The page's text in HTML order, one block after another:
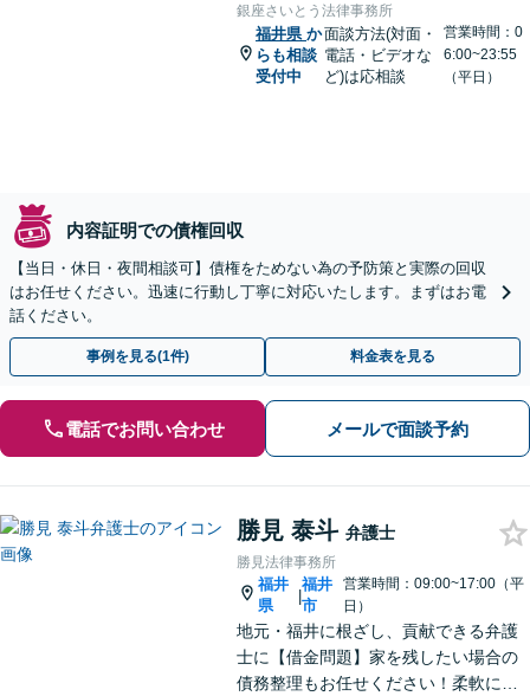
銀座さいとう法律事務所
福井県 か
らも相談
受付中
面談方法(対面・
電話・ビデオな
ど)は応相談
営業時間：0
6:00~23:55
（平日）
内容証明での債権回収
【当日・休日・夜間相談可】債権をためない為の予防策と実際の回収
はお任せください。迅速に行動し丁寧に対応いたします。まずはお電
話ください。
事例を見る(1件) 料金表を見る
電話でお問い合わせ メールで面談予約
勝見 泰斗 弁護士
勝見法律事務所
福井
県
|
福井
市
営業時間：09:00~17:00（平
日）
地元・福井に根ざし、貢献できる弁護
士に【借金問題】家を残したい場合の
債務整理もお任せください！柔軟に対